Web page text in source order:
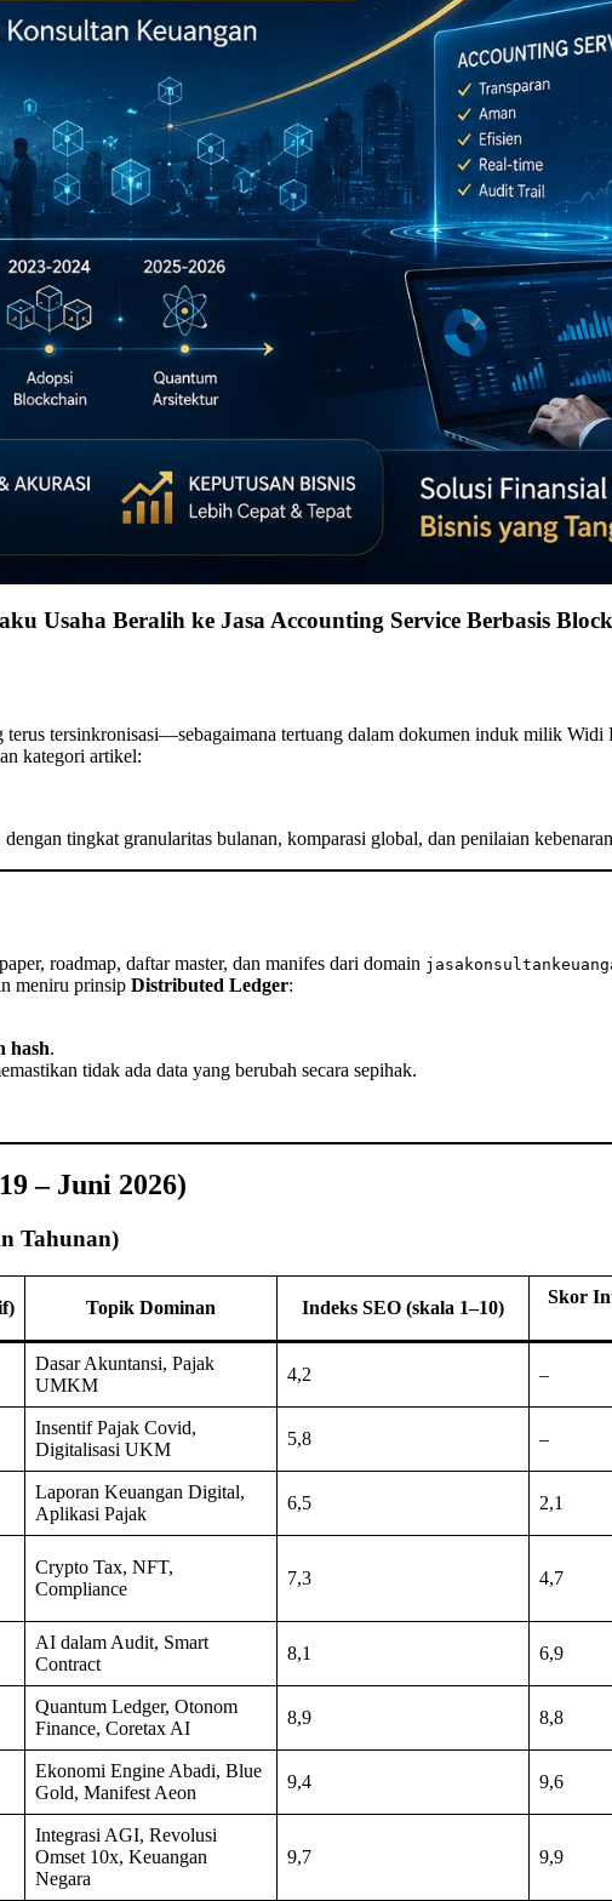
Usaha Beralih ke Jasa Accounting Service Berbasis
tersinkronisasi—sebagaimana tertuang dalam dokumen induk milik
kategori artikel:
tingkat granularitas bulanan, komparasi global, dan penilaian
roadmap, daftar master, dan manifes dari domain
meniru prinsip Distributed Ledger:
hash.
tidak ada data yang berubah secara sepihak.
– Juni 2026)
Tahunan)
Topik Dominan Indeks SEO (skala 1–10)
Skor
Dasar Akuntansi, Pajak
UMKM
4,2 –
Insentif Pajak Covid,
Digitalisasi UKM
5,8 –
Laporan Keuangan Digital,
Aplikasi Pajak
6,5 2,1
Crypto Tax, NFT,
Compliance
7,3 4,7
AI dalam Audit, Smart
Contract
8,1 6,9
Quantum Ledger, Otonom
Finance, Coretax AI
8,9 8,8
Ekonomi Engine Abadi, Blue
Gold, Manifest Aeon
9,4 9,6
Integrasi AGI, Revolusi
Omset 10x, Keuangan
Negara
9,7 9,9